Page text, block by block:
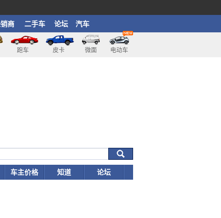
商 二手车 论坛 汽车
跑车 皮卡 微面 电动车
车主价格 知道 论坛